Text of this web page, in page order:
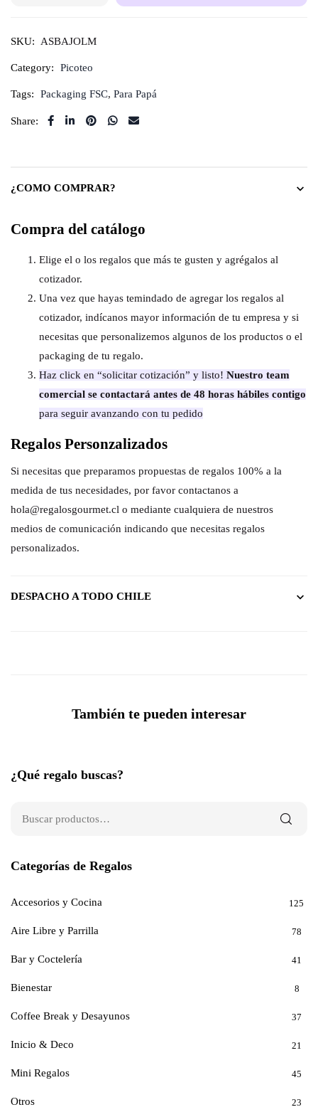
SKU: ASBAJOLM
Category: Picoteo
Tags: Packaging FSC, Para Papá
Share:
¿COMO COMPRAR?
Compra del catálogo
Elige el o los regalos que más te gusten y agrégalos al
cotizador.
Una vez que hayas temindado de agregar los regalos al
cotizador, indícanos mayor información de tu empresa y si
necesitas que personalizemos algunos de los productos o el
packaging de tu regalo.
Haz click en “solicitar cotización” y listo! Nuestro team
comercial se contactará antes de 48 horas hábiles contigo
para seguir avanzando con tu pedido
Regalos Personzalizados
Si necesitas que preparamos propuestas de regalos 100% a la
medida de tus necesidades, por favor contactanos a
hola@regalosgourmet.cl o mediante cualquiera de nuestros
medios de comunicación indicando que necesitas regalos
personalizados.
DESPACHO A TODO CHILE
También te pueden interesar
¿Qué regalo buscas?
Categorías de Regalos
Accesorios y Cocina 125
Aire Libre y Parrilla 78
Bar y Coctelería 41
Bienestar 8
Coffee Break y Desayunos 37
Inicio & Deco 21
Mini Regalos 45
Otros 23